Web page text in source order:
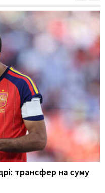
трансфер на суму